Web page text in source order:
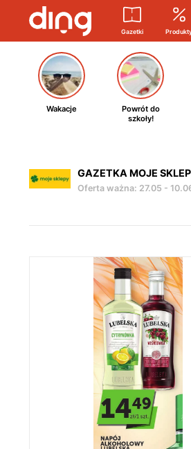
Gazetki
Wakacje
Powrót do
szkoły!
GAZETKA MOJE
Oferta ważna: 27.05 -